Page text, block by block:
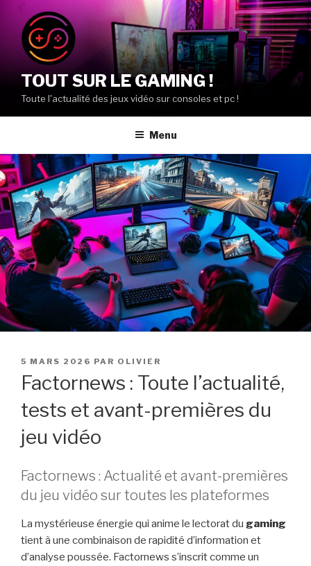
contenu
principal
TOUT SUR LE GAMING !
Toute l'actualité des jeux vidéo sur consoles et pc !
Menu
PUBLIÉ
5 MARS 2026 PAR OLIVIER
Factornews : Toute l’actualité,
tests et avant-premières du
jeu vidéo
Factornews : Actualité et avant-premières
du jeu vidéo sur toutes les plateformes
La mystérieuse énergie qui anime le lectorat du gaming
tient à une combinaison de rapidité d’information et
d’analyse poussée. Factornews s’inscrit comme un